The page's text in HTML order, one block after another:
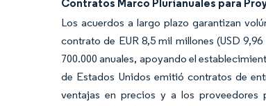
Contratos Marco Plurianuales para
Los acuerdos a largo plazo garantizan
contrato de EUR 8,5 mil millones (USD
700.000 anuales, apoyando el
de Estados Unidos emitió contratos de
ventajas en precios y a los proveedores